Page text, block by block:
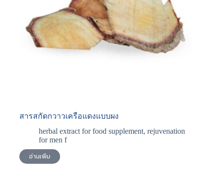
สารสกัดกวาวเครือแดงแบบผง
herbal extract for food supplement, rejuvenation
for men f
อ่านเพิ่ม